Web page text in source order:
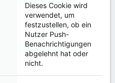
Dieses Cookie wird
verwendet, um
festzustellen, ob ein
Nutzer Push-
Benachrichtigungen
abgelehnt hat oder
nicht.